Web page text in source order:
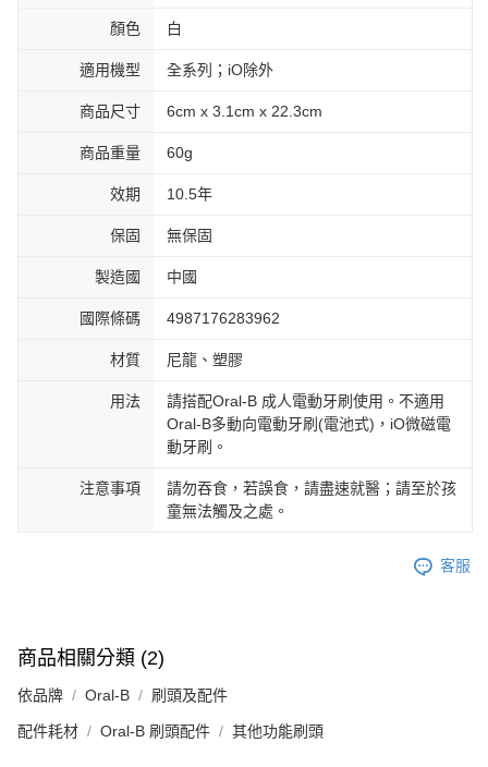
顏色 白
適用機型 全系列；iO除外
商品尺寸 6cm x 3.1cm x 22.3cm
商品重量 60g
效期 10.5年
保固 無保固
製造國 中國
國際條碼 4987176283962
材質 尼龍、塑膠
用法
請搭配Oral-B 成人電動牙刷使用。不適用
Oral-B多動向電動牙刷(電池式)，iO微磁電
動牙刷。
注意事項
請勿吞食，若誤食，請盡速就醫；請至於孩
童無法觸及之處。
客服
商品相關分類 (2)
依品牌 Oral-B 刷頭及配件
配件耗材 Oral-B 刷頭配件 其他功能刷頭